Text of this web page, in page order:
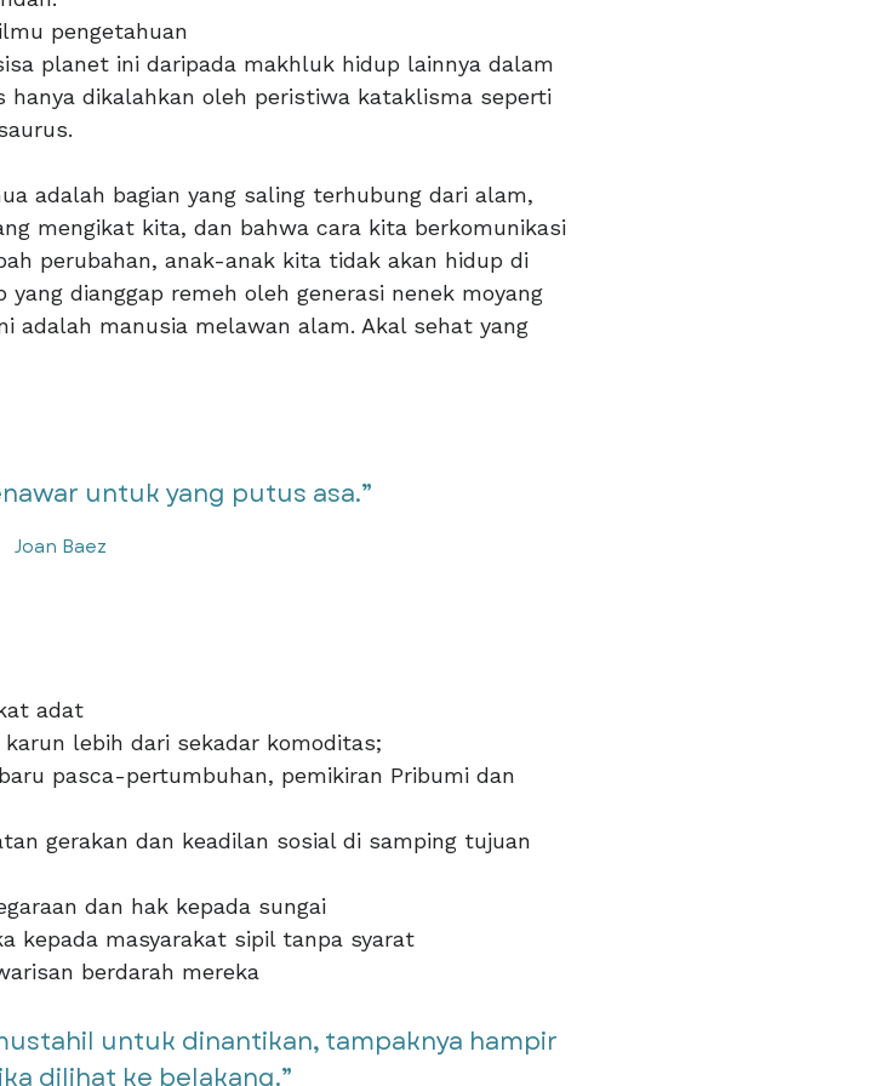
pengetahuan
planet ini daripada makhluk hidup lainnya dalam
dikalahkan oleh peristiwa kataklisma seperti
adalah bagian yang saling terhubung dari alam,
mengikat kita, dan bahwa cara kita berkomunikasi
perubahan, anak-anak kita tidak akan hidup di
dianggap remeh oleh generasi nenek moyang
adalah manusia melawan alam. Akal sehat yang
untuk yang putus asa.”​​
Joan Baez
adat
lebih dari sekadar komoditas;
pasca-pertumbuhan, pemikiran Pribumi dan
gerakan dan keadilan sosial di samping tujuan
dan hak kepada sungai
kepada masyarakat sipil tanpa syarat
berdarah mereka
untuk dinantikan, tampaknya hampir
dilihat ke belakang.”​​